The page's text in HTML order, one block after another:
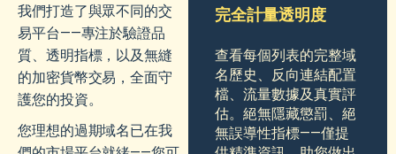
我們打造了與眾不同的交
易平台——專注於驗證品
質、透明指標，以及無縫
的加密貨幣交易，全面守
護您的投資。
您理想的過期域名已在我
完全計量透明度
查看每個列表的完整域
名歷史、反向連結配置
檔、流量數據及真實評
估。絕無隱藏懲罰、絕
無誤導性指標——僅提